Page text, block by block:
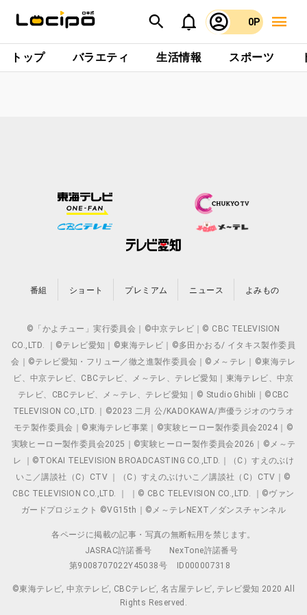
0P
トップ バラエティ 生活情報 スポーツ
番組 ショート プレミアム ニュース よみもの
©「かよチュー」実行委員会｜©中京テレビ｜© CBC TELEVISION
CO.,LTD. ｜©テレビ愛知｜©東海テレビ｜©多田かおる/ イタキス製作委員
会｜©テレビ愛知・フリュー／徹之進製作委員会｜©メ～テレ｜©東海テレ
ビ、中京テレビ、CBCテレビ、メ～テレ、テレビ愛知｜東海テレビ、中京
テレビ、CBCテレビ、メ～テレ、テレビ愛知｜© Studio Ghibli｜©CBC
TELEVISION CO.,LTD.｜©2023 二月 公/KADOKAWA/声優ラジオのウラオ
モテ製作委員会｜©東海テレビ事業｜©実験ヒーロー製作委員会2024｜©
実験ヒーロー製作委員会2025｜©実験ヒーロー製作委員会2026｜©メ～テ
レ ｜©TOKAI TELEVISION BROADCASTING CO.,LTD.｜（C）すえのぶけ
いこ／講談社（C）CTV ｜（C）すえのぶけいこ／講談社（C）CTV｜©
CBC TELEVISION CO.,LTD. ｜ ｜© CBC TELEVISION CO.,LTD. ｜©ヴァン
ガードプロジェクト ©VG15th｜©メ～テレNEXT／ダンスチャンネル
各ページに掲載の記事・写真の無断転用を禁じます。
JASRAC許諾番号
NexTone許諾番号
第9008707022Y45038号
ID000007318
©東海テレビ, 中京テレビ, CBCテレビ, 名古屋テレビ, テレビ愛知 2020 All
Rights Reserved.